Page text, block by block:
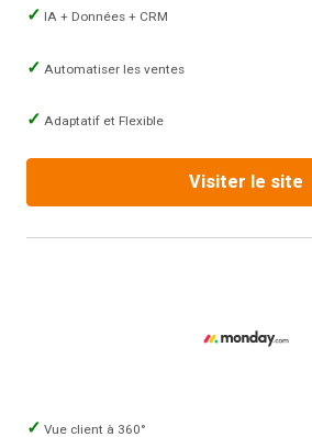
IA + Données + CRM
Automatiser les ventes
Adaptatif et Flexible
Visiter le site
Vue client à 360°